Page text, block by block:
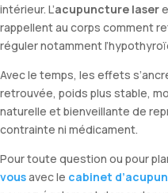
intérieur. L’acupuncture laser
rappellent au corps comment
réguler notamment
Avec le temps, les effets
retrouvée, poids plus stable,
naturelle et bienveillante de
contrainte ni médicament.
Pour toute question ou pour
vousavec le cabinet